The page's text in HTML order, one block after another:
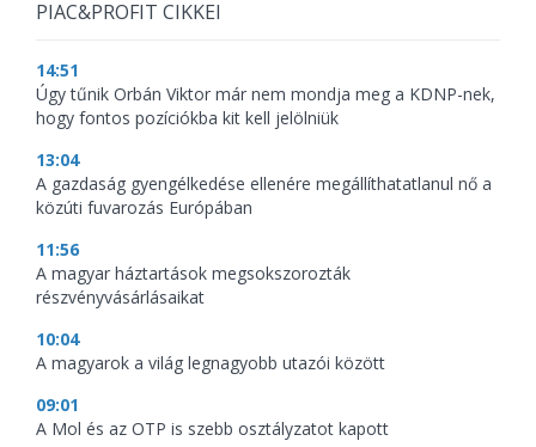
PIAC&PROFIT CIKKEI
14:51
Úgy tűnik Orbán Viktor már nem mondja meg a KDNP-nek,
hogy fontos pozíciókba kit kell jelölniük
13:04
A gazdaság gyengélkedése ellenére megállíthatatlanul nő a
közúti fuvarozás Európában
11:56
A magyar háztartások megsokszorozták
részvényvásárlásaikat
10:04
A magyarok a világ legnagyobb utazói között
09:01
A Mol és az OTP is szebb osztályzatot kapott